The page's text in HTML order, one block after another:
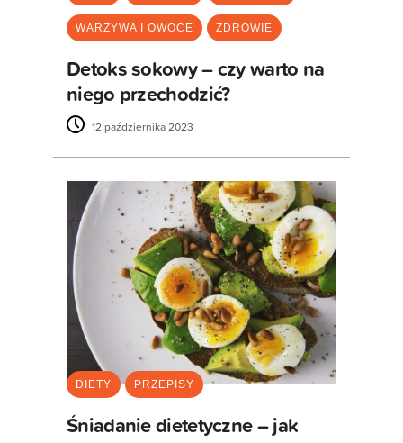
WARZYWA I OWOCE ZDROWIE
Detoks sokowy – czy warto na
niego przechodzić?
12 października 2023
DIETY PRZEPISY
Śniadanie dietetyczne – jak